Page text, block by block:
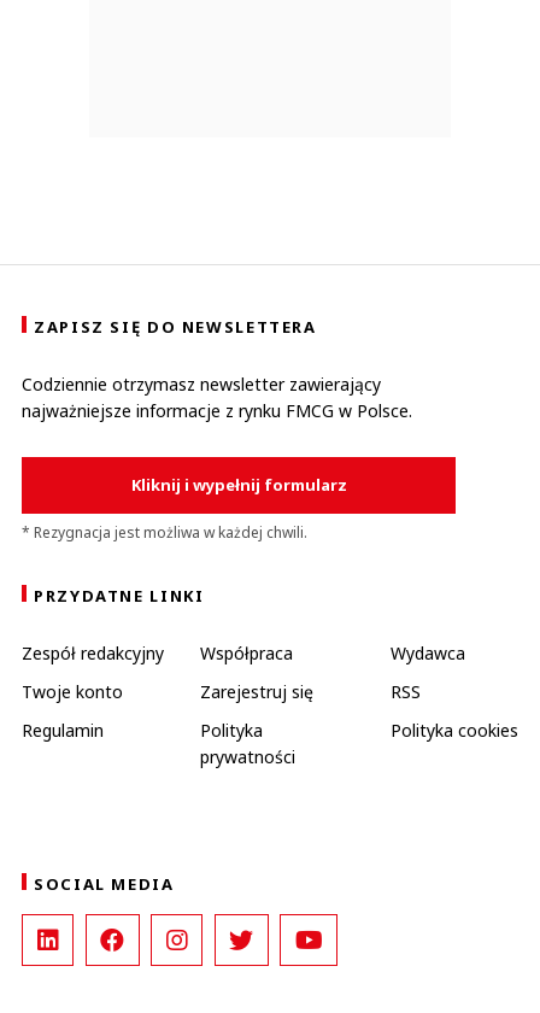
ZAPISZ SIĘ DO NEWSLETTERA
Codziennie otrzymasz newsletter zawierający
najważniejsze informacje z rynku FMCG w Polsce.
Kliknij i wypełnij formularz
* Rezygnacja jest możliwa w każdej chwili.
PRZYDATNE LINKI
Zespół redakcyjny Współpraca
Wydawca
Twoje konto
Zarejestruj się
RSS
Regulamin
Polityka
prywatności
Polityka cookies
SOCIAL MEDIA